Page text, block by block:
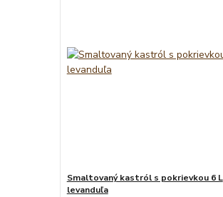
Smaltovaný kastról s pokrievkou 6 L
levanduľa